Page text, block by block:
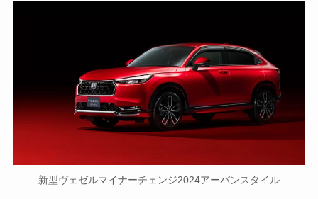
新型ヴェゼルマイナーチェンジ2024アーバンスタイル